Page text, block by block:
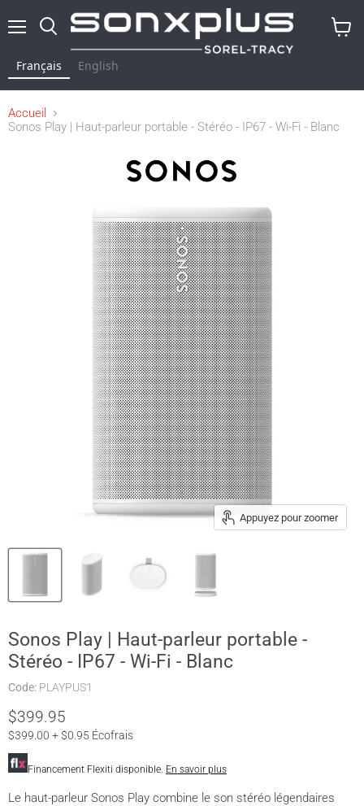
Français English
Accueil
Sonos Play | Haut-parleur portable - Stéréo - IP67 - Wi-Fi - Blanc
Appuyez pour zoomer
Sonos Play | Haut-parleur portable -
Stéréo - IP67 - Wi-Fi - Blanc
Code: PLAYPUS1
Prix actuel
$399.95
$399.00 + $0.95 Écofrais
Financement Flexiti disponible. En savoir plus
Le haut-parleur Sonos Play combine le son stéréo légendaires